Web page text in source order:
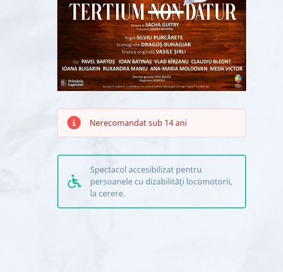
Nerecomandat sub 14 ani
Spectacol accesibilizat pentru
persoanele cu dizabilități locomotorii,
la cerere.